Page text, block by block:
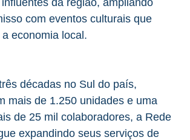
com eventos culturais que
economia local.
décadas no Sul do país,
mais de 1.250 unidades e uma
de 25 mil colaboradores, a Rede
expandindo seus serviços de